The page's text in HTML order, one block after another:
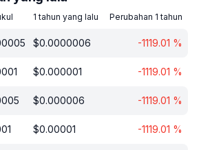
1 tahun yang lalu Perubahan 1 tahun
$0.0000006 -1119.01 %
$0.000001 -1119.01 %
$0.000006 -1119.01 %
$0.00001 -1119.01 %